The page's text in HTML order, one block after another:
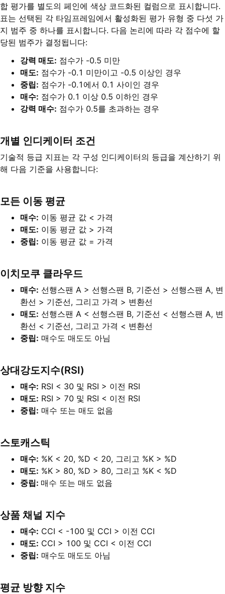
합 평가를 별도의 페인에 색상 코드화된 컬럼으로 표시합니다.
표는 선택된 각 타임프레임에서 활성화된 평가 유형 중 다섯 가
지 범주 중 하나를 표시합니다. 다음 논리에 따라 각 점수에 할
당된 범주가 결정됩니다:
강력 매도: 점수가 -0.5 미만
매도: 점수가 -0.1 미만이고 -0.5 이상인 경우
중립: 점수가 -0.1에서 0.1 사이인 경우
매수: 점수가 0.1 이상 0.5 이하인 경우
강력 매수: 점수가 0.5를 초과하는 경우
개별 인디케이터 조건
기술적 등급 지표는 각 구성 인디케이터의 등급을 계산하기 위
해 다음 기준을 사용합니다:
모든 이동 평균
매수: 이동 평균 값 < 가격
매도: 이동 평균 값 > 가격
중립: 이동 평균 값 = 가격
이치모쿠 클라우드
매수: 선행스팬 A > 선행스팬 B, 기준선 > 선행스팬 A, 변
환선 > 기준선, 그리고 가격 > 변환선
매도: 선행스팬 A < 선행스팬 B, 기준선 < 선행스팬 A, 변
환선 < 기준선, 그리고 가격 < 변환선
중립: 매수도 매도도 아님
상대강도지수(RSI)
매수: RSI < 30 및 RSI > 이전 RSI
매도: RSI > 70 및 RSI < 이전 RSI
중립: 매수 또는 매도 없음
스토캐스틱
매수: %K < 20, %D < 20, 그리고 %K > %D
매도: %K > 80, %D > 80, 그리고 %K < %D
중립: 매수 또는 매도 없음
상품 채널 지수
매수: CCI < -100 및 CCI > 이전 CCI
매도: CCI > 100 및 CCI < 이전 CCI
중립: 매수도 매도도 아님
평균 방향 지수